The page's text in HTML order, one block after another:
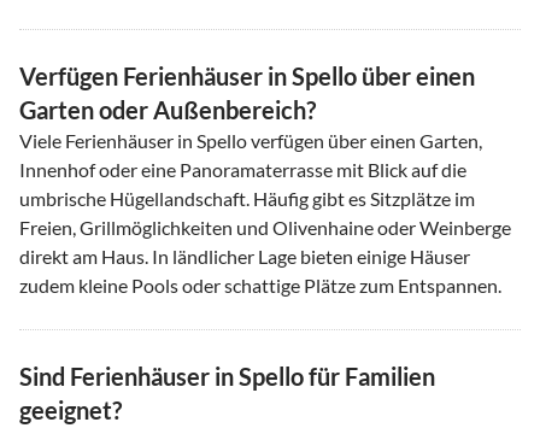
Verfügen Ferienhäuser in Spello über einen
Garten oder Außenbereich?
Viele Ferienhäuser in Spello verfügen über einen Garten,
Innenhof oder eine Panoramaterrasse mit Blick auf die
umbrische Hügellandschaft. Häufig gibt es Sitzplätze im
Freien, Grillmöglichkeiten und Olivenhaine oder Weinberge
direkt am Haus. In ländlicher Lage bieten einige Häuser
zudem kleine Pools oder schattige Plätze zum Entspannen.
Sind Ferienhäuser in Spello für Familien
geeignet?